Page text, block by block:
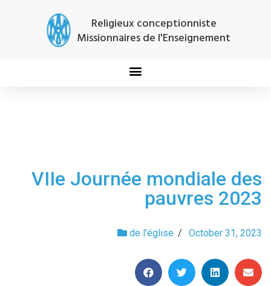
Religieux conceptionniste
Missionnaires de l'Enseignement
VIIe Journée mondiale des
pauvres 2023
de l'église / October 31, 2023